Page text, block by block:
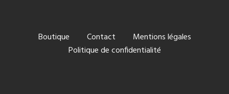
Boutique Contact
Mentions légales
Politique de confidentialité